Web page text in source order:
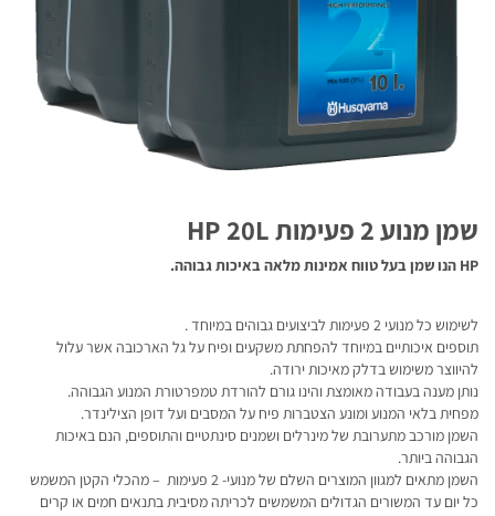
שמן מנוע 2 פעימות HP 20L
HP הנו שמן בעל טווח אמינות מלאה באיכות גבוהה.
לשימוש כל מנועי 2 פעימות לביצועים גבוהים במיוחד .
תוספים איכותיים במיוחד להפחתת משקעים ופיח על גל הארכובה אשר עלול
להיווצר משימוש בדלק מאיכות ירודה.
נותן מענה בעבודה מאומצת והינו גורם להורדת טמפרטורת המנוע הגבוהה.
מפחית בלאי המנוע ומונע הצטברות פיח על המסבים ועל דופן הצילינדר.
השמן מורכב מתערובת של מינרלים ושמנים סינתטיים והתוספים, הנם באיכות
הגבוהה ביותר.
השמן מתאים למגוון המוצרים השלם של מנועי- 2 פעימות – מהכלי הקטן המשמש
כל יום עד המשורים הגדולים המשמשים לכריתה מסיבית בתנאים חמים או קרים